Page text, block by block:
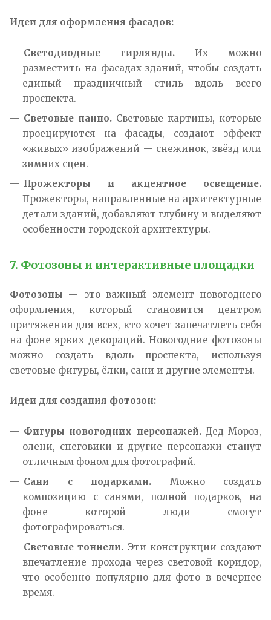
Идеи для оформления фасадов:
Светодиодные гирлянды. Их можно
разместить на фасадах зданий, чтобы создать
единый праздничный стиль вдоль всего
проспекта.
Световые панно. Световые картины, которые
проецируются на фасады, создают эффект
«живых» изображений — снежинок, звёзд или
зимних сцен.
Прожекторы и акцентное освещение.
Прожекторы, направленные на архитектурные
детали зданий, добавляют глубину и выделяют
особенности городской архитектуры.
7. Фотозоны и интерактивные площадки
Фотозоны — это важный элемент новогоднего
оформления, который становится центром
притяжения для всех, кто хочет запечатлеть себя
на фоне ярких декораций. Новогодние фотозоны
можно создать вдоль проспекта, используя
световые фигуры, ёлки, сани и другие элементы.
Идеи для создания фотозон:
Фигуры новогодних персонажей.Дед Мороз,
олени, снеговики и другие персонажи станут
отличным фоном для фотографий.
Сани с подарками. Можно создать
композицию с санями, полной подарков, на
фоне которой люди смогут
фотографироваться.
Световые тоннели. Эти конструкции создают
впечатление прохода через световой коридор,
что особенно популярно для фото в вечернее
время.